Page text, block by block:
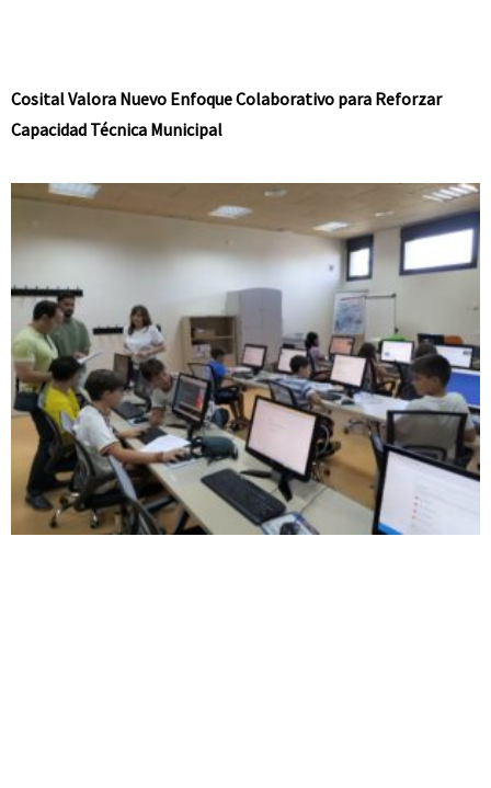
Cosital Valora Nuevo Enfoque Colaborativo para Reforzar
Capacidad Técnica Municipal